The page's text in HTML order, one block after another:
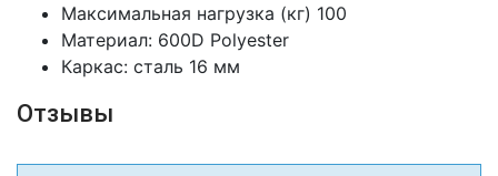
Максимальная нагрузка (кг) 100
Материал: 600D Polyester
Каркас: сталь 16 мм
Отзывы